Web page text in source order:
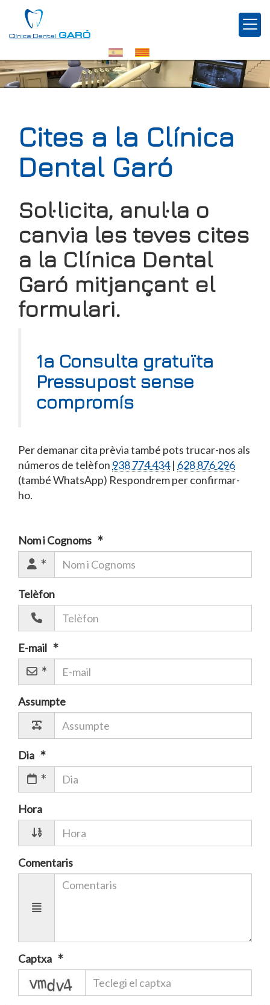
Cites a la Clínica
Dental Garó
Sol·licita, anul·la o
canvia les teves cites
a la Clínica Dental
Garó mitjançant el
formulari.
1a Consulta gratuïta
Pressupost sense
compromís
Per demanar cita prèvia també pots trucar-nos als
números de telèfon 938 774 434| 628 876 296
(també WhatsApp) Respondrem per confirmar-
ho.
Nom i Cognoms
Telèfon
E-mail
Assumpte
Dia
Hora
Comentaris
Captxa
captcha